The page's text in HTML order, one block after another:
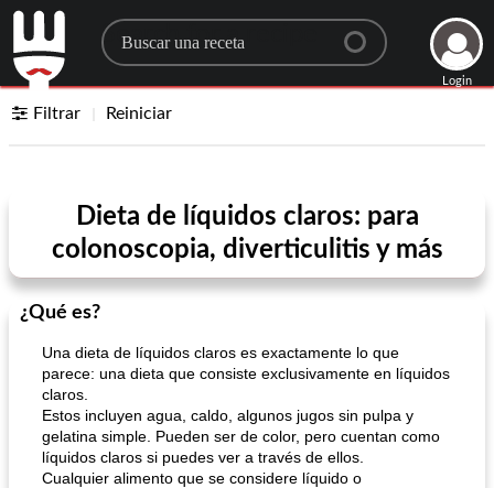
Search for a recipe
Login
Filtrar Reiniciar
Dieta de líquidos claros: para
colonoscopia, diverticulitis y más
¿Qué es?
Una dieta de líquidos claros es exactamente lo que
parece: una dieta que consiste exclusivamente en líquidos
claros.
Estos incluyen agua, caldo, algunos jugos sin pulpa y
gelatina simple. Pueden ser de color, pero cuentan como
líquidos claros si puedes ver a través de ellos.
Cualquier alimento que se considere líquido o